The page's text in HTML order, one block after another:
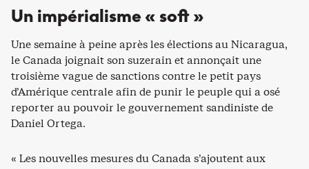
Un impérialisme « soft »
Une semaine à peine après les élections au Nicaragua,
le Canada joignait son suzerain et annonçait une
troisième vague de sanctions contre le petit pays
d’Amérique centrale afin de punir le peuple qui a osé
reporter au pouvoir le gouvernement sandiniste de
Daniel Ortega.
« Les nouvelles mesures du Canada s’ajoutent aux